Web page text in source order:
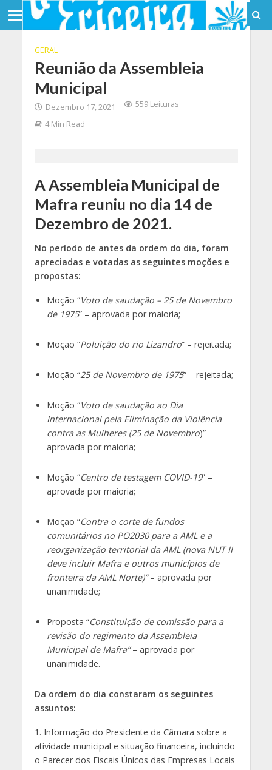
GERAL
Reunião da Assembleia
Municipal
Dezembro 17, 2021
559 Leituras
4 Min Read
A Assembleia Municipal de
Mafra reuniu no dia 14 de
Dezembro de 2021.
No período de antes da ordem do dia, foram
apreciadas e votadas as seguintes moções e
propostas:
Moção “Voto de saudação – 25 de Novembro
de 1975” – aprovada por maioria;
Moção “Poluição do rio Lizandro” – rejeitada;
Moção “25 de Novembro de 1975” – rejeitada;
Moção “Voto de saudação ao Dia
Internacional pela Eliminação da Violência
contra as Mulheres (25 de Novembro)” –
aprovada por maioria;
Moção “Centro de testagem COVID-19” –
aprovada por maioria;
Moção “Contra o corte de fundos
comunitários no PO2030 para a AML e a
reorganização territorial da AML (nova NUT II
deve incluir Mafra e outros municípios de
fronteira da AML Norte)”– aprovada por
unanimidade;
Proposta “Constituição de comissão para a
revisão do regimento da Assembleia
Municipal de Mafra”– aprovada por
unanimidade.
Da ordem do dia constaram os seguintes
assuntos:
1. Informação do Presidente da Câmara sobre a
atividade municipal e situação financeira, incluindo
o Parecer dos Fiscais Únicos das Empresas Locais